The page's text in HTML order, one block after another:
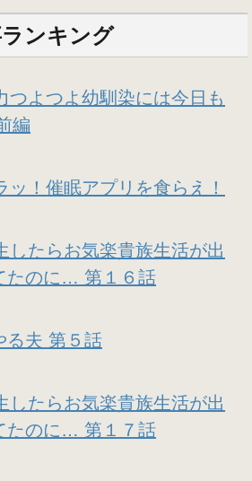
ンキング
つよつよ幼馴染には今日も
編
ッ！催眠アプリを食らえ！
したらお気楽貴族生活が出
たのに… 第１６話
る夫 第５話
したらお気楽貴族生活が出
たのに… 第１７話